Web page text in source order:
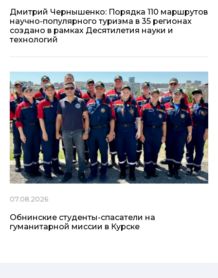
Дмитрий Чернышенко: Порядка 110 маршрутов
научно-популярного туризма в 35 регионах
создано в рамках Десятилетия науки и
технологий
07.08.2026
Обнинские студенты-спасатели на
гуманитарной миссии в Курске